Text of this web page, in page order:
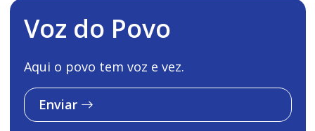
Voz do Povo
Aqui o povo tem voz e vez.
Enviar